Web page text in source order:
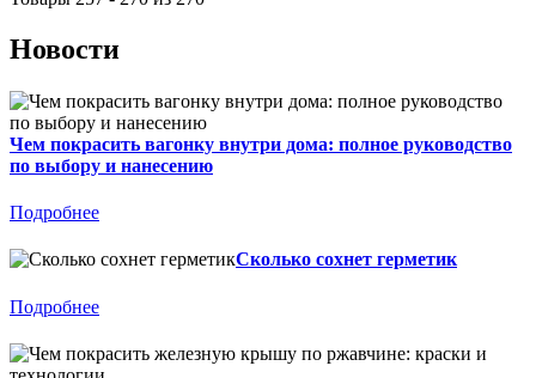
Новости
Чем покрасить вагонку внутри дома: полное руководство
по выбору и нанесению
Подробнее
Сколько сохнет герметик
Подробнее